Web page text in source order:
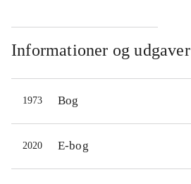
Informationer og udgaver
1973 Bog
2020 E-bog